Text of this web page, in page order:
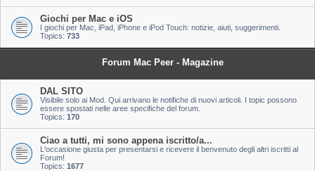
Giochi per Mac e iOS
I giochi per Mac, iPad, iPhone e iPod Touch: notizie, aiuti, suggerimenti.
Topics: 733
Forum Mac Peer - Magazine
DAL SITO
Visibile solo ai Mod. Qui arrivano le notifiche di nuovi articoli. I topic possono
essere spostati nelle aree specifiche del forum.
Topics: 170
Ciao a tutti, mi sono appena iscritto/a...
L'occasione giusta per presentarsi e ricevere il benvenuto degli altri iscritti al
Forum!
Topics: 1677